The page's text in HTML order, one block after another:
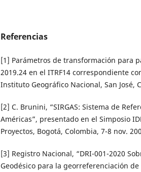
Referencias
[1] Parámetros de transformación para
2019.24 en el ITRF14 correspondiente
Instituto Geográfico Nacional, San José,
[2] C. Brunini, “SIRGAS: Sistema de
Américas”, presentado en el Simposio
Proyectos, Bogotá, Colombia, 7-8 nov.
[3] Registro Nacional, “DRI-001-2020
Geodésico para la georreferenciación